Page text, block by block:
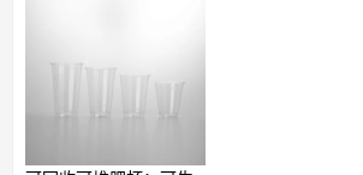
务，包括独特的设计和不同的容量。我们产
特性也赢得了合作伙伴的认可。我们的产品
聚会、办公、野餐、旅行和大型活动。